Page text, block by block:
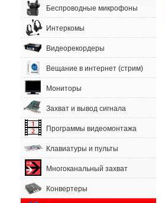
Беспроводные микрофоны
Интеркомы
Видеорекордеры
Вещание в интернет (стрим)
Мониторы
Захват и вывод сигнала
Программы видеомонтажа
Клавиатуры и пульты
Многоканальный захват
Конвертеры